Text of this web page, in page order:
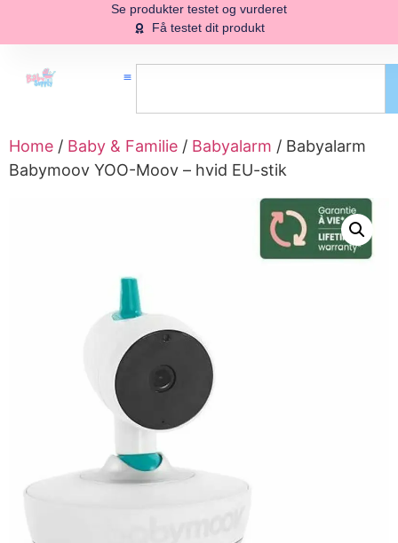
Se produkter testet og vurderet
Få testet dit produkt
Home / Baby & Familie / Babyalarm / Babyalarm
Babymoov YOO-Moov – hvid EU-stik